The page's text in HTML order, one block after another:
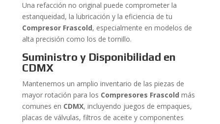
Una refacción no original puede comprometer la
estanqueidad, la lubricación y la eficiencia de tu
Compresor Frascold, especialmente en modelos de
alta precisión como los de tornillo.
Suministro y Disponibilidad en
CDMX
Mantenemos un amplio inventario de las piezas de
mayor rotación para los Compresores Frascold más
comunes en CDMX, incluyendo juegos de empaques,
placas de válvulas, filtros de aceite y componentes